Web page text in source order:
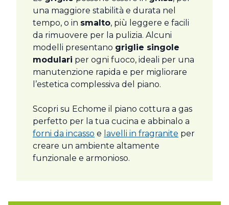
una maggiore stabilità e durata nel
tempo, o in smalto, più leggere e facili
da rimuovere per la pulizia. Alcuni
modelli presentano griglie singole
modulari per ogni fuoco, ideali per una
manutenzione rapida e per migliorare
l’estetica complessiva del piano.
Scopri su Echome il piano cottura a gas
perfetto per la tua cucina e abbinalo a
forni da incasso e lavelli in fragranite per
creare un ambiente altamente
funzionale e armonioso.